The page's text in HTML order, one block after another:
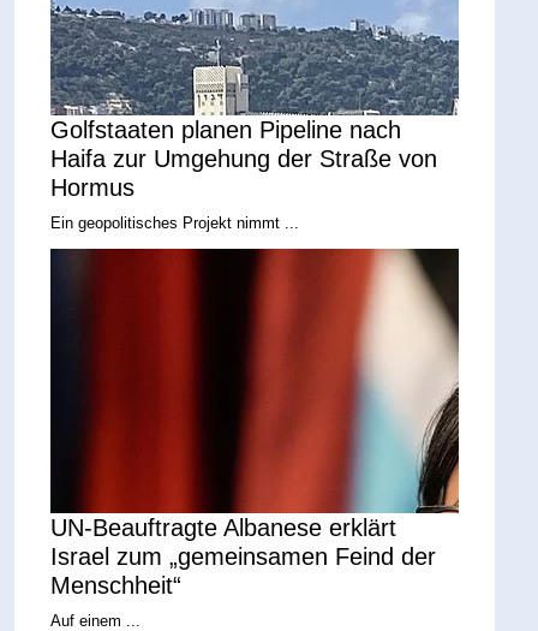
Golfstaaten planen Pipeline nach
Haifa zur Umgehung der Straße von
Hormus
Ein geopolitisches Projekt nimmt ...
UN-Beauftragte Albanese erklärt
Israel zum „gemeinsamen Feind der
Menschheit“
Auf einem ...